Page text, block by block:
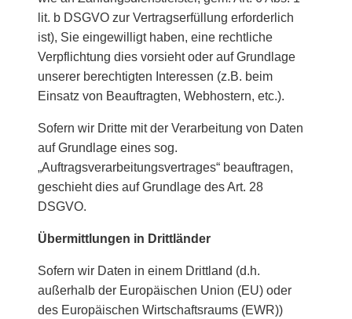
lit. b DSGVO zur Vertragserfüllung erforderlich
ist), Sie eingewilligt haben, eine rechtliche
Verpflichtung dies vorsieht oder auf Grundlage
unserer berechtigten Interessen (z.B. beim
Einsatz von Beauftragten, Webhostern, etc.).
Sofern wir Dritte mit der Verarbeitung von Daten
auf Grundlage eines sog.
„Auftragsverarbeitungsvertrages“ beauftragen,
geschieht dies auf Grundlage des Art. 28
DSGVO.
Übermittlungen in Drittländer
Sofern wir Daten in einem Drittland (d.h.
außerhalb der Europäischen Union (EU) oder
des Europäischen Wirtschaftsraums (EWR))